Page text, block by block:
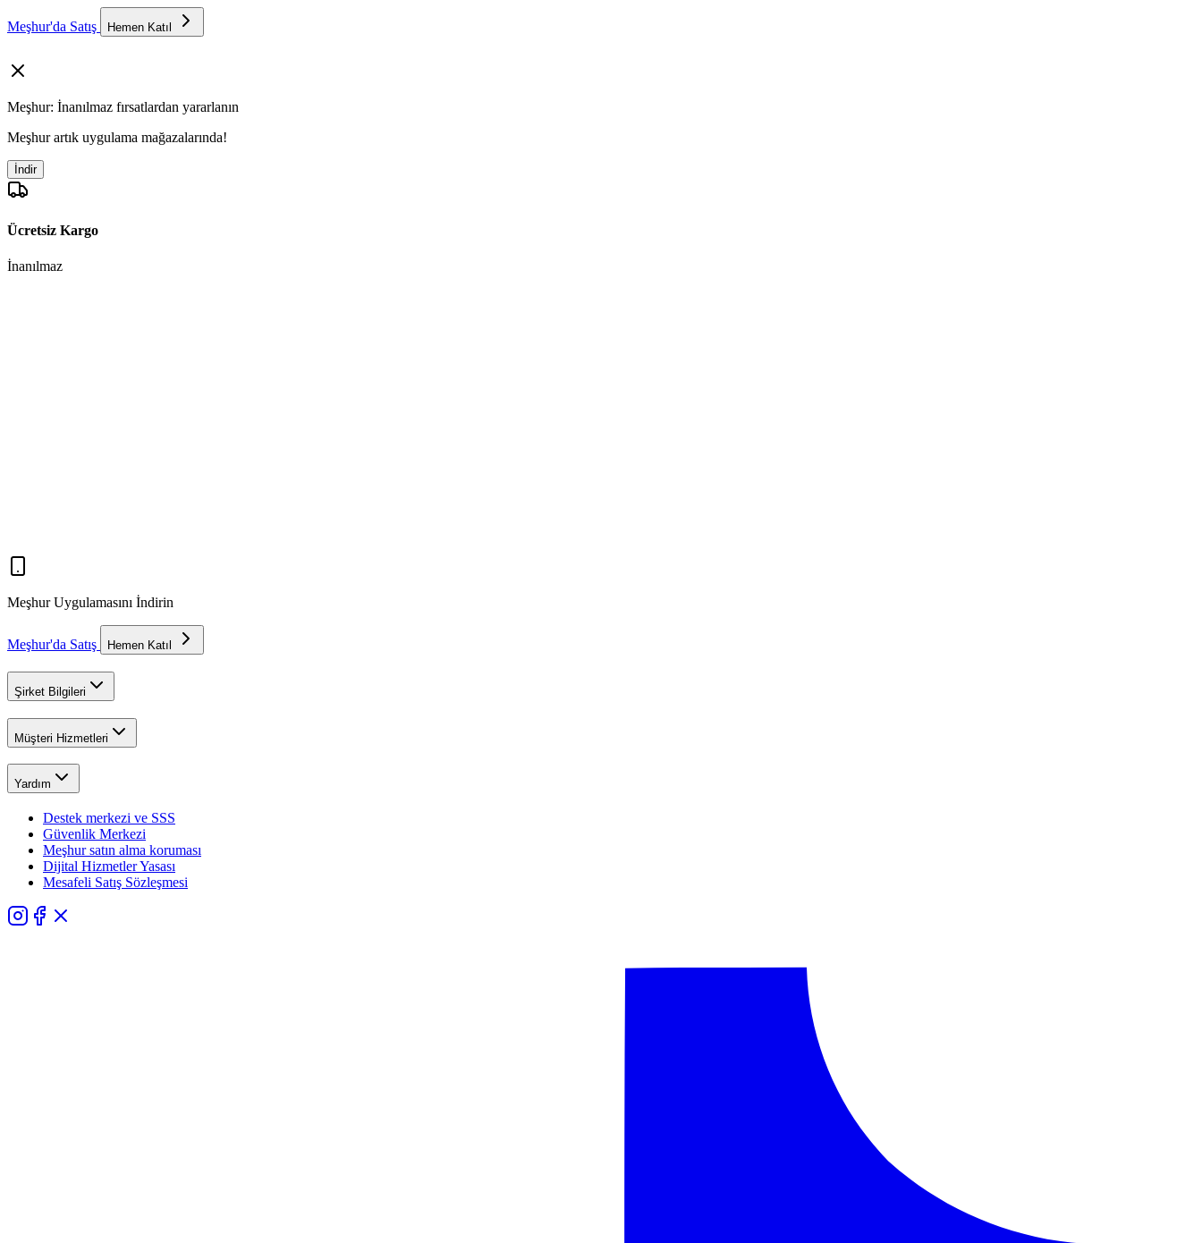
Meşhur'da Satış Hemen Katıl
Meşhur: İnanılmaz fırsatlardan yararlanın
Meşhur artık uygulama mağazalarında!
İndir
Ücretsiz Kargo
İnanılmaz
Meşhur Uygulamasını İndirin
Meşhur'da Satış Hemen Katıl
Şirket Bilgileri
Müşteri Hizmetleri
Yardım
Destek merkezi ve SSS
Güvenlik Merkezi
Meşhur satın alma koruması
Dijital Hizmetler Yasası
Mesafeli Satış Sözleşmesi